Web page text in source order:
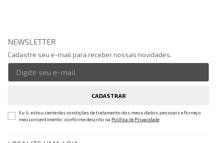
NEWSLETTER
Cadastre seu e-mail para receber nossas novidades.
CADASTRAR
Eu li, estou ciente das condições de tratamento dos meus dados pessoais e forneço
meu consentimento, conforme descrito na Política de Privacidade